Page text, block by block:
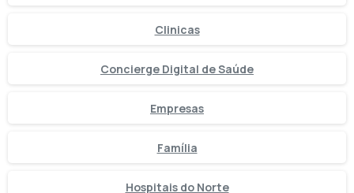
Clinicas
Concierge Digital de Saúde
Empresas
Família
Hospitais do Norte